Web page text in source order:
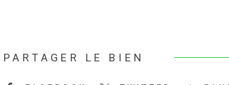
PARTAGER LE BIEN